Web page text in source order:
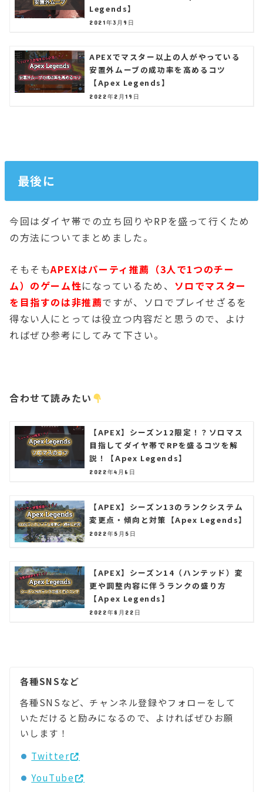
Legends】
2021年3月9日
APEXでマスター以上の人がやっている
安置外ムーブの成功率を高めるコツ
【Apex Legends】
2022年2月19日
最後に
今回はダイヤ帯での立ち回りやRPを盛って行くため
の方法についてまとめました。
そもそもAPEXはパーティ推薦（3人で1つのチー
ム）のゲーム性になっているため、 ソロでマスター
を目指すのは非推薦ですが、ソロでプレイせざるを
得ない人にとっては役立つ内容だと思うので、よけ
ればぜひ参考にしてみて下さい。
合わせて読みたい
【APEX】シーズン12限定！？ソロマス
目指してダイヤ帯でRPを盛るコツを解
説！【Apex Legends】
2022年4月6日
【APEX】シーズン13のランクシステム
変更点・傾向と対策【Apex Legends】
2022年5月5日
【APEX】シーズン14（ハンテッド）変
更や調整内容に伴うランクの盛り方
【Apex Legends】
2022年8月22日
各種SNSなど
各種SNSなど、チャンネル登録やフォローをして
いただけると励みになるので、よければぜひお願
いします！
Twitter
YouTube